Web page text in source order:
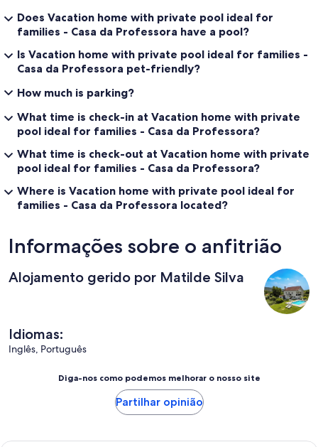
Does Vacation home with private pool ideal for
families - Casa da Professora have a pool?
Is Vacation home with private pool ideal for families -
Casa da Professora pet-friendly?
How much is parking?
What time is check-in at Vacation home with private
pool ideal for families - Casa da Professora?
What time is check-out at Vacation home with private
pool ideal for families - Casa da Professora?
Where is Vacation home with private pool ideal for
families - Casa da Professora located?
Informações sobre o anfitrião
Alojamento gerido por Matilde Silva
Idiomas:
Inglês, Português
Diga-nos como podemos melhorar o nosso site
Partilhar opinião